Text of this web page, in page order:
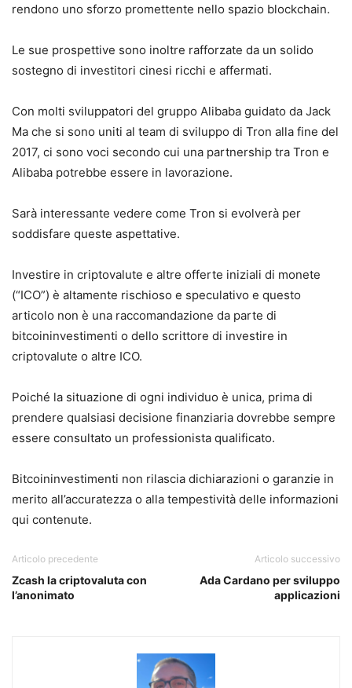
rendono uno sforzo promettente nello spazio blockchain.
Le sue prospettive sono inoltre rafforzate da un solido
sostegno di investitori cinesi ricchi e affermati.
Con molti sviluppatori del gruppo Alibaba guidato da Jack
Ma che si sono uniti al team di sviluppo di Tron alla fine del
2017, ci sono voci secondo cui una partnership tra Tron e
Alibaba potrebbe essere in lavorazione.
Sarà interessante vedere come Tron si evolverà per
soddisfare queste aspettative.
Investire in criptovalute e altre offerte iniziali di monete
(“ICO”) è altamente rischioso e speculativo e questo
articolo non è una raccomandazione da parte di
bitcoininvestimenti o dello scrittore di investire in
criptovalute o altre ICO.
Poiché la situazione di ogni individuo è unica, prima di
prendere qualsiasi decisione finanziaria dovrebbe sempre
essere consultato un professionista qualificato.
Bitcoininvestimenti non rilascia dichiarazioni o garanzie in
merito all’accuratezza o alla tempestività delle informazioni
qui contenute.
Articolo precedente
Zcash la criptovaluta con
l’anonimato
Articolo successivo
Ada Cardano per sviluppo
applicazioni